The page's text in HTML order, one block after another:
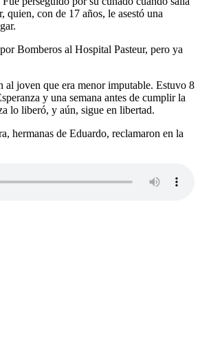
quien, con de 17 años, le asestó una
Bomberos al Hospital Pasteur, pero ya
al joven que era menor imputable. Estuvo 8
y una semana antes de cumplir la
lo liberó, y aún, sigue en libertad.
hermanas de Eduardo, reclamaron en la